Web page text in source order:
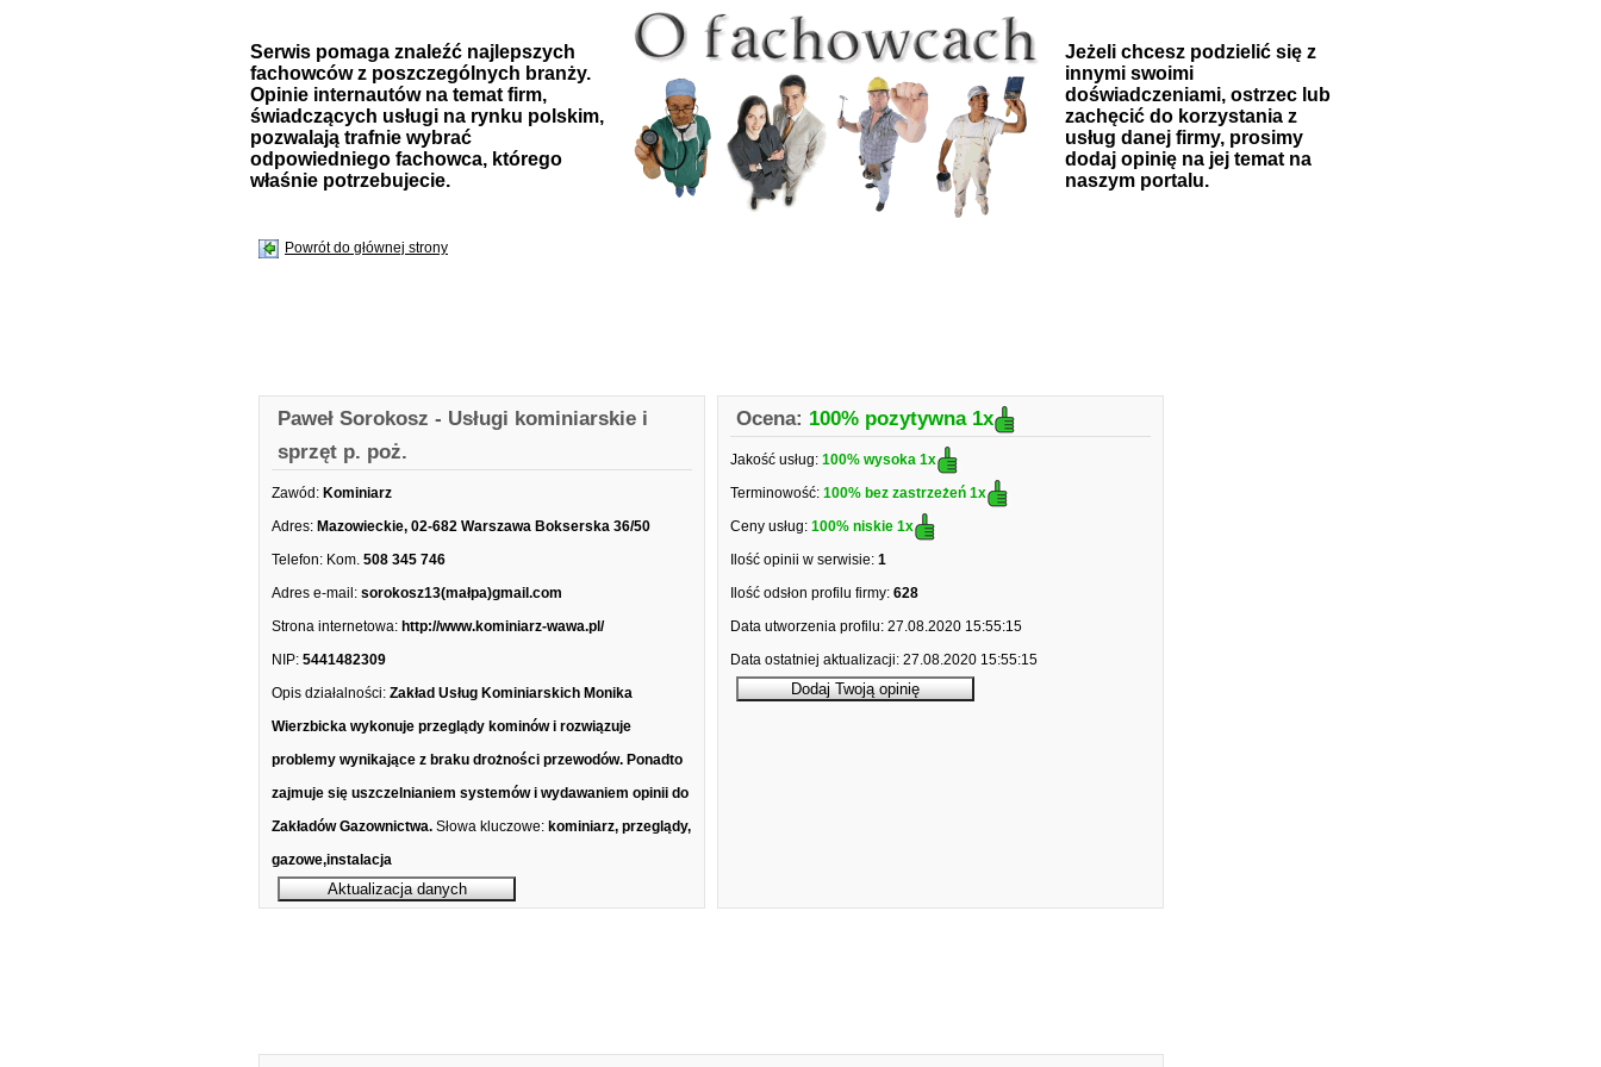
Serwis pomaga znaleźć najlepszych
fachowców z poszczególnych branży.
Opinie internautów na temat firm,
świadczących usługi na rynku polskim,
pozwalają trafnie wybrać
odpowiedniego fachowca, którego
właśnie potrzebujecie.
Jeżeli chcesz podzielić się z
innymi swoimi
doświadczeniami, ostrzec lub
zachęcić do korzystania z
usług danej firmy, prosimy
dodaj opinię na jej temat na
naszym portalu.
Powrót do głównej strony
Paweł Sorokosz - Usługi kominiarskie i
sprzęt p. poż.
Zawód: Kominiarz
Adres: Mazowieckie, 02-682 Warszawa Bokserska 36/50
Telefon: Kom. 508 345 746
Adres e-mail: sorokosz13(małpa)gmail.com
Strona internetowa: http://www.kominiarz-wawa.pl/
NIP: 5441482309
Opis działalności: Zakład Usług Kominiarskich Monika
Wierzbicka wykonuje przeglądy kominów i rozwiązuje
problemy wynikające z braku drożności przewodów. Ponadto
zajmuje się uszczelnianiem systemów i wydawaniem opinii do
Zakładów Gazownictwa. Słowa kluczowe: kominiarz, przeglądy,
gazowe,instalacja
Ocena: 100% pozytywna 1x
Jakość usług: 100% wysoka 1x
Terminowość: 100% bez zastrzeżeń 1x
Ceny usług: 100% niskie 1x
Ilość opinii w serwisie: 1
Ilość odsłon profilu firmy: 628
Data utworzenia profilu: 27.08.2020 15:55:15
Data ostatniej aktualizacji: 27.08.2020 15:55:15